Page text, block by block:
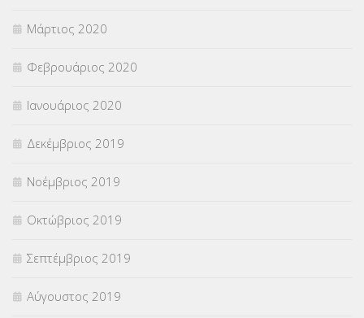
Μάρτιος 2020
Φεβρουάριος 2020
Ιανουάριος 2020
Δεκέμβριος 2019
Νοέμβριος 2019
Οκτώβριος 2019
Σεπτέμβριος 2019
Αύγουστος 2019